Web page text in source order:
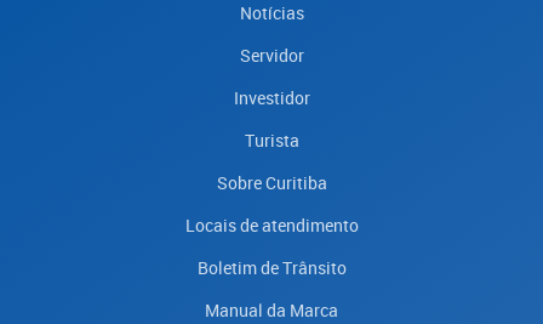
Notícias
Servidor
Investidor
Turista
Sobre Curitiba
Locais de atendimento
Boletim de Trânsito
Manual da Marca